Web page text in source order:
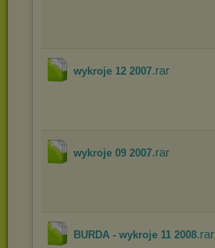
wykroje 12 2007.rar
wykroje 09 2007.rar
BURDA - wykroje 11 2008.rar